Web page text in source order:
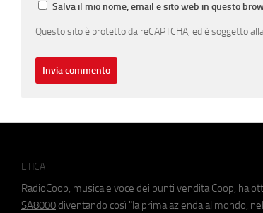
Salva il mio nome, email e sito web in questo
Questo sito è protetto da reCAPTCHA, ed è soggetto
ETICA
RadioCoop, musica e voce dei punti vendita Coop, ha
SA8000 diventando così "la prima azienda al mondo,